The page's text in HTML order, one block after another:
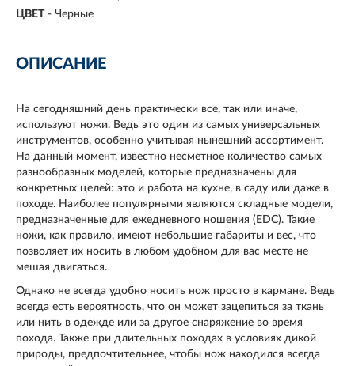
ЦВЕТ - Черные
ОПИСАНИЕ
На сегодняшний день практически все, так или иначе,
используют ножи. Ведь это один из самых универсальных
инструментов, особенно учитывая нынешний ассортимент.
На данный момент, известно несметное количество самых
разнообразных моделей, которые предназначены для
конкретных целей: это и работа на кухне, в саду или даже в
походе. Наиболее популярными являются складные модели,
предназначенные для ежедневного ношения (EDC). Такие
ножи, как правило, имеют небольшие габариты и вес, что
позволяет их носить в любом удобном для вас месте не
мешая двигаться.
Однако не всегда удобно носить нож просто в кармане. Ведь
всегда есть вероятность, что он может зацепиться за ткань
или нить в одежде или за другое снаряжение во время
похода. Также при длительных походах в условиях дикой
природы, предпочтительнее, чтобы нож находился всегда